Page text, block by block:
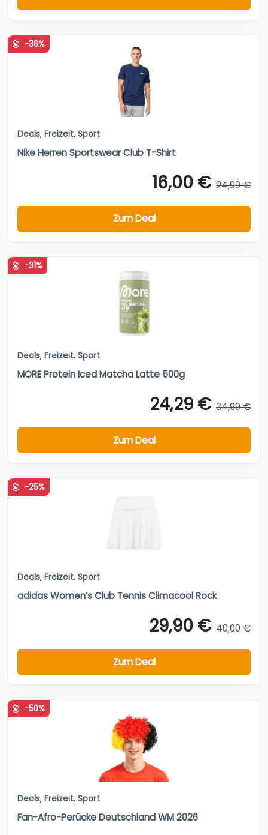
-36%
Deals, Freizeit, Sport
Nike Herren Sportswear Club T-Shirt
16,00 € 24,99 €
Zum Deal
-31%
Deals, Freizeit, Sport
MORE Protein Iced Matcha Latte 500g
24,29 € 34,99 €
Zum Deal
-25%
Deals, Freizeit, Sport
adidas Women’s Club Tennis Climacool Rock
29,90 € 40,00 €
Zum Deal
-50%
Deals, Freizeit, Sport
Fan-Afro-Perücke Deutschland WM 2026